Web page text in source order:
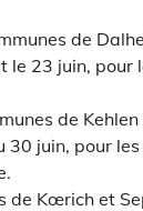
de
23 juin, pour
de
juin, pour
de Kœrich et